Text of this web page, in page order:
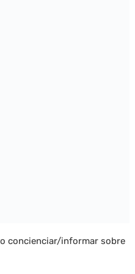
concienciar/informar sobre